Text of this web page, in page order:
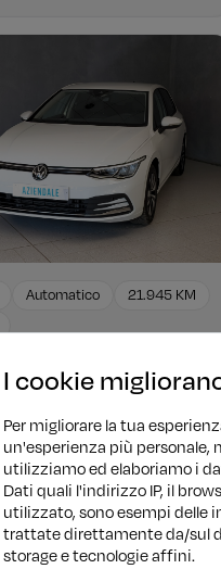
Automatico
21.945 KM
Golf
110cv DSG Life Move
€ 261/mese
I cookie
Per migliorare la tua
un'esperienza più personale,
utilizziamo ed elaboriamo i
Dati quali l'indirizzo IP, il
utilizzato, sono esempi delle
trattate direttamente da/sul
storage e tecnologie affini.